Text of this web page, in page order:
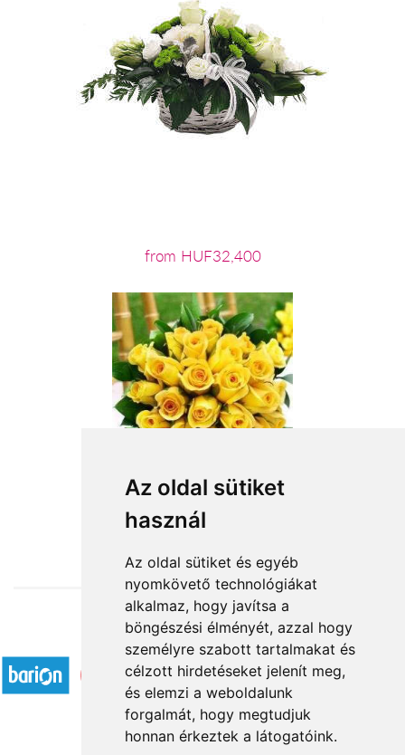
Az oldal sütiket
használ
Az oldal sütiket és egyéb
nyomkövető technológiákat
alkalmaz, hogy javítsa a
böngészési élményét, azzal hogy
személyre szabott tartalmakat és
célzott hirdetéseket jelenít meg,
és elemzi a weboldalunk
forgalmát, hogy megtudjuk
honnan érkeztek a látogatóink.
from HUF32,400
from HUF52,800
Accepted payment methods